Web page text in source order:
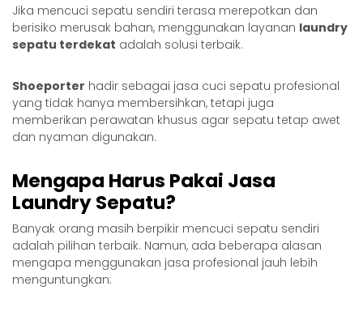
Jika mencuci sepatu sendiri terasa merepotkan dan
berisiko merusak bahan, menggunakan layanan laundry
sepatu terdekat adalah solusi terbaik.
Shoeporter hadir sebagai jasa cuci sepatu profesional
yang tidak hanya membersihkan, tetapi juga
memberikan perawatan khusus agar sepatu tetap awet
dan nyaman digunakan.
Mengapa Harus Pakai Jasa
Laundry Sepatu?
Banyak orang masih berpikir mencuci sepatu sendiri
adalah pilihan terbaik. Namun, ada beberapa alasan
mengapa menggunakan jasa profesional jauh lebih
menguntungkan: